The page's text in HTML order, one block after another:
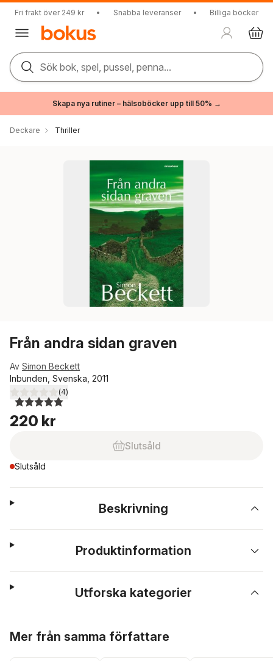
Fri frakt över 249 kr • Snabba leveranser • Billiga böcker
Sök bok, spel, pussel, penna...
Skapa nya rutiner – hälsoböcker upp till 50% →
Deckare Thriller
Från andra sidan graven
Av Simon Beckett
Inbunden, Svenska, 2011
5,0utav 5 stjärnor. Totalt antal röster:
(4)
220 kr
Slutsåld
Slutsåld
Beskrivning
Produktinformation
Utforska kategorier
Mer från samma författare